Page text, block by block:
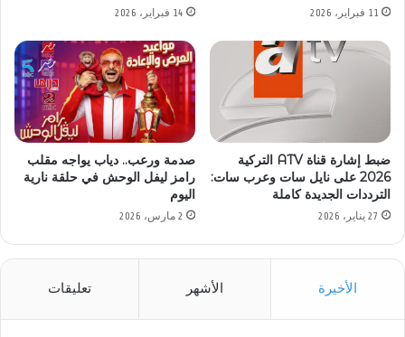
11 فبراير، 2026 14 فبراير، 2026
ضبط إشارة قناة ATV التركية
2026 على نايل سات وعرب سات:
الترددات الجديدة كاملة
27 يناير، 2026
صدمة ورعب.. دياب يواجه مقلب
رامز ليفل الوحش في حلقة نارية
اليوم
2 مارس، 2026
الأخيرة الأشهر تعليقات